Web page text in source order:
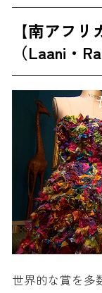
【南アフ
（Laani・
世界的な賞を多